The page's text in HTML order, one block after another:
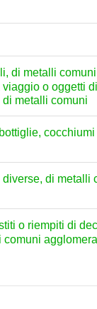
di metalli
o oggetti
metalli comuni
di metalli
o riempiti di